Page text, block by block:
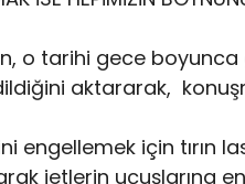
o tarihi gece
aktararak,
engellemek için tırın
jetlerin uçuşlarına